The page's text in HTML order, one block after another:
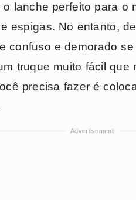
lanche perfeito para o
espigas. No entanto,
confuso e demorado
truque muito fácil
precisa fazer é